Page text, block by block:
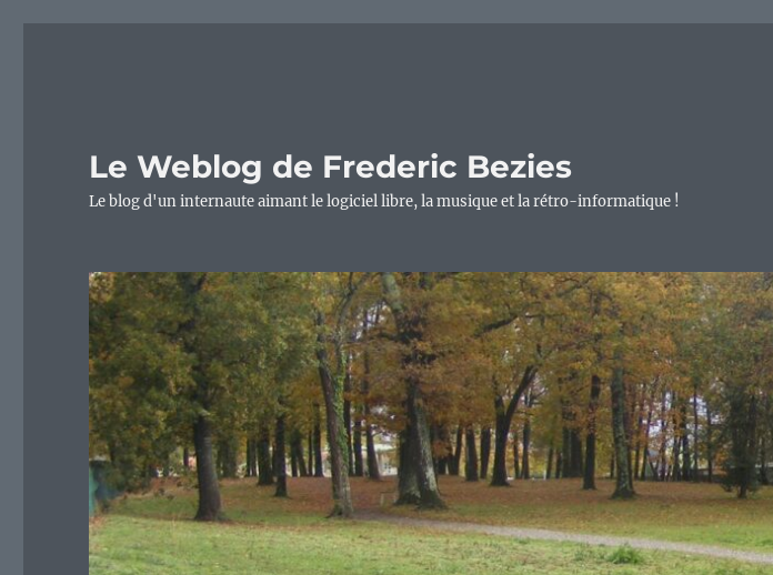
Le Weblog de Frederic Bezies
Le blog d'un internaute aimant le logiciel libre, la musique et la rétro-informatique !